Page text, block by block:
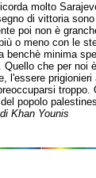
molto
di vittoria
poi non è
o meno con le
benchè minima
che per
l'essere prigionieri
popolo
Khan Younis